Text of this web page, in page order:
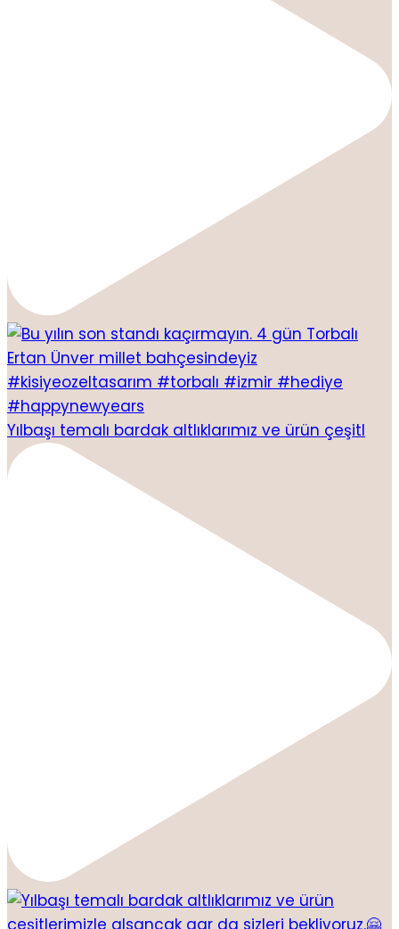
Yılbaşı temalı bardak altlıklarımız ve ürün çeşitl